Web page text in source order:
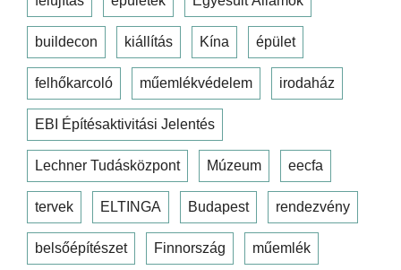
buildecon kiállítás Kína épület
felhőkarcoló műemlékvédelem irodaház
EBI Építésaktivitási Jelentés
Lechner Tudásközpont Múzeum eecfa
tervek ELTINGA Budapest rendezvény
belsőépítészet Finnország műemlék